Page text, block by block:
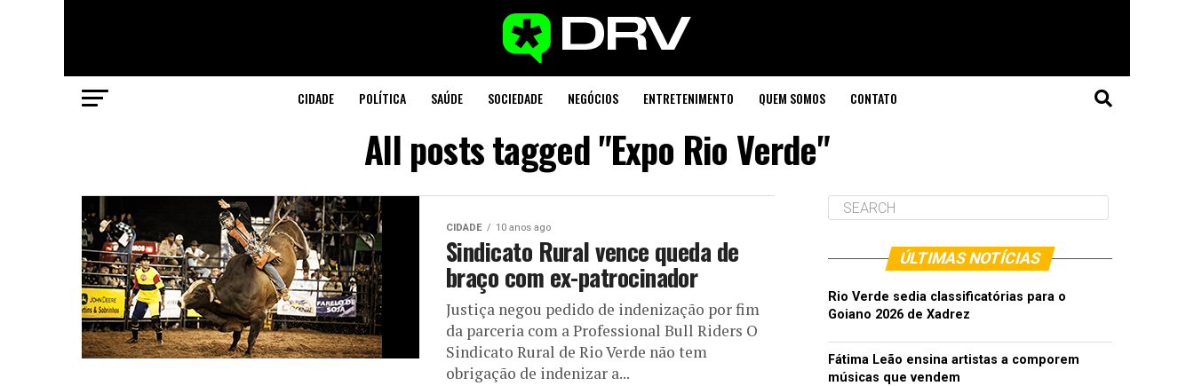
CIDADE POLÍTICA SAÚDE SOCIEDADE NEGÓCIOS ENTRETENIMENTO QUEM SOMOS CONTATO
All posts tagged "Expo Rio Verde"
CIDADE 10 anos ago
Sindicato Rural vence queda de
braço com ex-patrocinador
Justiça negou pedido de indenização por fim
da parceria com a Professional Bull Riders O
Sindicato Rural de Rio Verde não tem
obrigação de indenizar a...
ÚLTIMAS NOTÍCIAS
Rio Verde sedia classificatórias para o
Goiano 2026 de Xadrez
Fátima Leão ensina artistas a comporem
músicas que vendem